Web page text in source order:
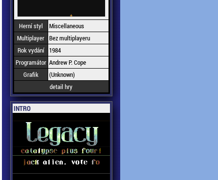
Herní styl
Miscellaneous
Multiplayer Bez multiplayeru
Rok vydání
1984
Programátor Andrew P. Cope
Grafik
(Unknown)
detail hry
INTRO